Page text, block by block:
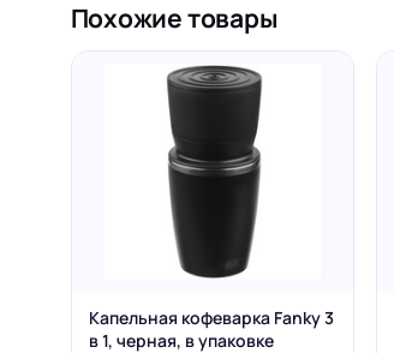
Похожие товары
Капельная кофеварка Fanky 3
в 1, черная, в упаковке